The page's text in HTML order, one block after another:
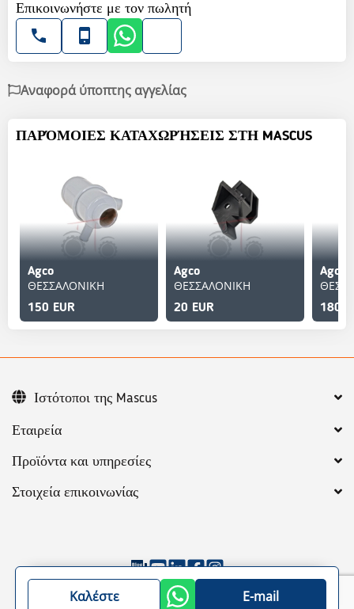
Επικοινωνήστε με τον πωλητή
Αναφορά ύποπτης αγγελίας
ΠΑΡΌΜΟΙΕΣ ΚΑΤΑΧΩΡΉΣΕΙΣ ΣΤΗ MASCUS
Agco
ΘΕΣΣΑΛΟΝΙΚΗ
150 EUR
Agco
ΘΕΣΣΑΛΟΝΙΚΗ
20 EUR
Agco
180
Εταιρεία
Προϊόντα και υπηρεσίες
Στοιχεία επικοινωνίας
2026 Mascus Γενικοί Όροι
Privacy policy
Ιστότοποι της Mascus
Καλέστε E-mail